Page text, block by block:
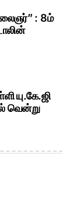
: 8ம்
யு.கே.ஜி
வென்று